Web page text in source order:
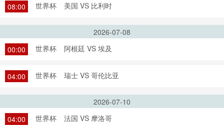
08:00 世界杯 美国 VS 比利时
2026-07-08
00:00
世界杯 阿根廷 VS 埃及
04:00 世界杯 瑞士 VS 哥伦比亚
2026-07-10
04:00
世界杯 法国 VS 摩洛哥